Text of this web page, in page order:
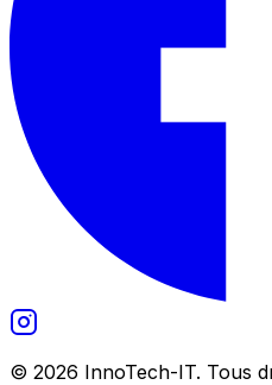
© 2026 InnoTech-IT. Tous